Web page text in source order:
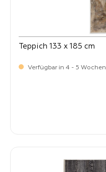
Teppich 133 x 185 cm
Verfügbar in 4 - 5 Wochen